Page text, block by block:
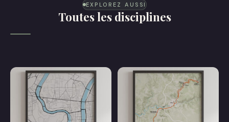
EXPLOREZ AUSSI
Toutes les disciplines